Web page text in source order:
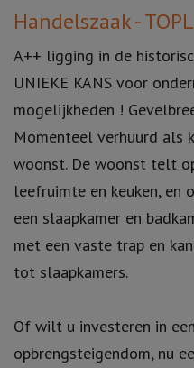
Omschrijving
Handelszaak -
A++ ligging in de
UNIEKE KANS voor
mogelijkheden !
Momenteel verhuurd als
woonst. De woonst telt
leefruimte en keuken, en
een slaapkamer en
met een vaste trap en
tot slaapkamers.
Of wilt u investeren in
opbrengsteigendom, nu